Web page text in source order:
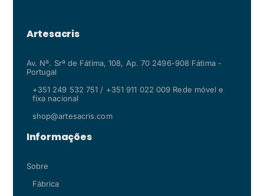
Artesacris
Av. Nª. Srª de Fátima, 108, Ap. 70 2496-908 Fátima -
Portugal
+351 249 532 751 / +351 911 022 009 Rede móvel e
fixa nacional
shop@artesacris.com
Informações
Sobre
Fábrica